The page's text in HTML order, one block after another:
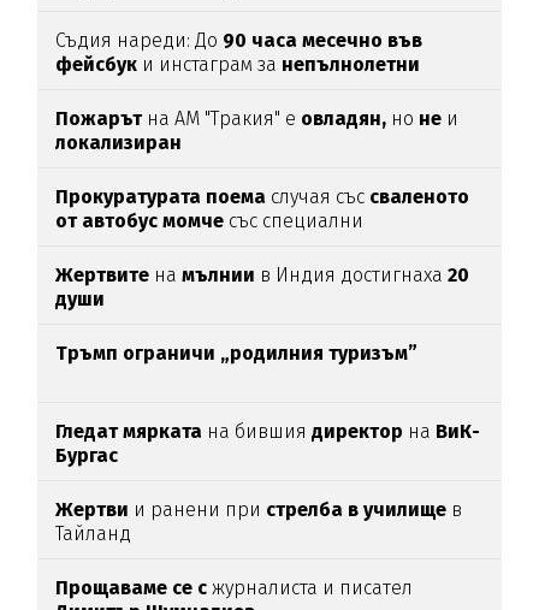
Съдия нареди: До 90 часа месечно във
фейсбук и инстаграм за непълнолетни
Пожарътна АМ "Тракия" е овладян, но не и
локализиран
Прокуратурата поема случая със сваленото
от автобус момче със специални
Жертвите намълнии в Индия достигнаха20
души
Тръмп ограничи „родилния туризъм”
Гледат мярката на бившиядиректор на ВиК-
Бургас
Жертви и ранени при стрелба в училище в
Тайланд
Прощаваме се с журналиста и писател